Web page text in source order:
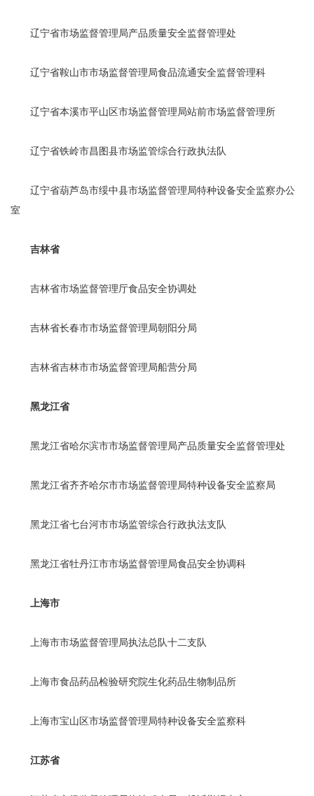
辽宁省市场监督管理局产品质量安全监督管理处
辽宁省鞍山市市场监督管理局食品流通安全监督管理科
辽宁省本溪市平山区市场监督管理局站前市场监督管理所
辽宁省铁岭市昌图县市场监管综合行政执法队
辽宁省葫芦岛市绥中县市场监督管理局特种设备安全监察办公
室
吉林省
吉林省市场监督管理厅食品安全协调处
吉林省长春市市场监督管理局朝阳分局
吉林省吉林市市场监督管理局船营分局
黑龙江省
黑龙江省哈尔滨市市场监督管理局产品质量安全监督管理处
黑龙江省齐齐哈尔市市场监督管理局特种设备安全监察局
黑龙江省七台河市市场监管综合行政执法支队
黑龙江省牡丹江市市场监督管理局食品安全协调科
上海市
上海市市场监督管理局执法总队十二支队
上海市食品药品检验研究院生化药品生物制品所
上海市宝山区市场监督管理局特种设备安全监察科
江苏省